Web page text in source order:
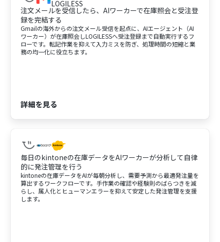
注文メールを受信したら、AIワーカーで在庫照会と受注登
録を完結する
Gmailの海外からの注文メール受信を起点に、AIエージェント（AI
ワーカー）が在庫照会しLOGILESSへ受注登録まで自動実行するフ
ローです。転記作業を抑えて入力ミスを防ぎ、処理時間の短縮と業
務の均一化に役立ちます。
詳細を見る
毎日のkintoneの在庫データをAIワーカーが分析して自律
的に発注管理を行う
kintoneの在庫データをAIが毎朝分析し、需要予測から最適発注量を
算出するワークフローです。手作業の確認や経験則のばらつきを減
らし、属人化とヒューマンエラーを抑えて安定した発注管理を支援
します。